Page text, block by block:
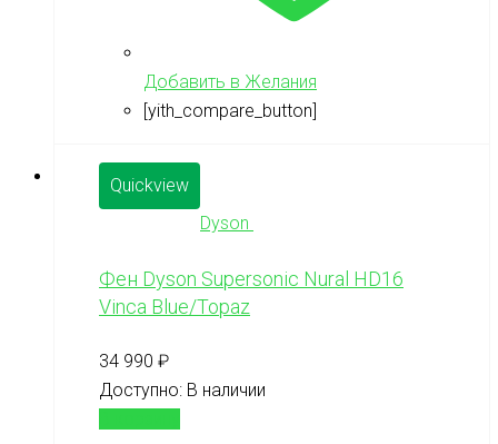
Добавить в Желания
[yith_compare_button]
Quickview
Dyson
Фен Dyson Supersonic Nural HD16
Vinca Blue/Topaz
34 990 ₽
Доступно: В наличии